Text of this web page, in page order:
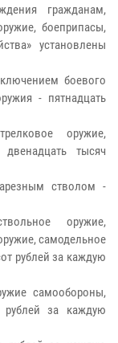
гражданам,
боеприпасы,
установлены
боевого
- пятнадцать
оружие,
тысяч
стволом -
оружие,
самодельное
рублей за каждую
самообороны,
за каждую